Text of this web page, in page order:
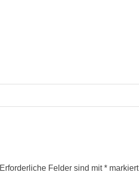
Erforderliche Felder sind mit* markiert